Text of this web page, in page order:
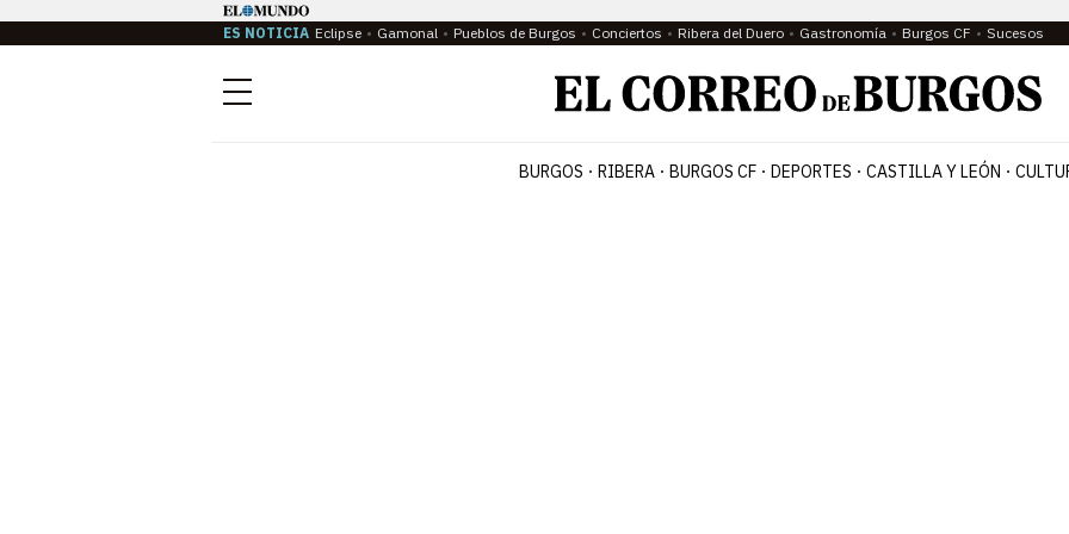
ES NOTICIA Eclipse Gamonal Pueblos de Burgos Conciertos Ribera del Duero Gastronomía Burgos CF Sucesos
Menú
BURGOS RIBERA BURGOS CF DEPORTES CASTILLA Y LEÓN